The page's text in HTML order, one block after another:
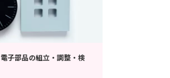
子部品の組立・調整・検